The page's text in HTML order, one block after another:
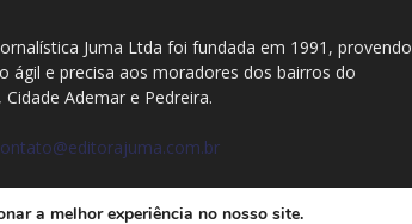
Juma Ltda foi fundada em 1991, provendo
ágil e precisa aos moradores dos bairros do
Cidade Ademar e Pedreira.
a melhor experiência no nosso site.